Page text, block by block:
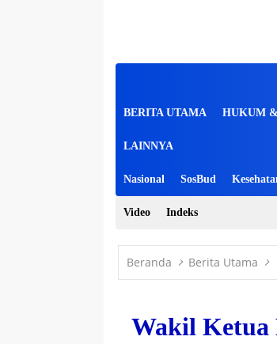
BERITA UTAMA HUKUM
LAINNYA
Nasional SosBud
Video Indeks
Beranda Berita Utama
Wakil Ketua